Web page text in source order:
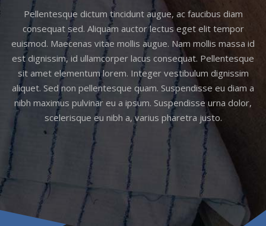
Pellentesque dictum tincidunt augue, ac faucibus diam
consequat sed. Aliquam auctor lectus eget elit tempor
euismod. Maecenas vitae mollis augue. Nam mollis massa id
est dignissim, id ullamcorper lacus consequat. Pellentesque
sit amet elementum lorem. Integer vestibulum dignissim
aliquet. Sed non pellentesque quam. Suspendisse eu diam a
nibh maximus pulvinar eu a ipsum. Suspendisse urna dolor,
scelerisque eu nibh a, varius pharetra justo.